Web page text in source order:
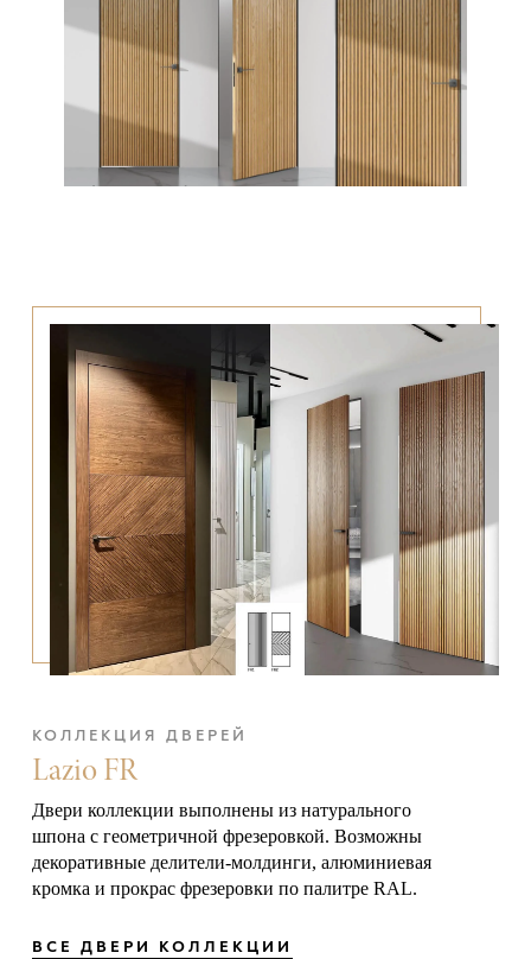
КОЛЛЕКЦИЯ ДВЕРЕЙ
Lazio FR
Двери коллекции выполнены из натурального
шпона с геометричной фрезеровкой. Возможны
декоративные делители-молдинги, алюминиевая
кромка и прокрас фрезеровки по палитре RAL.
ВСЕ ДВЕРИ КОЛЛЕКЦИИ